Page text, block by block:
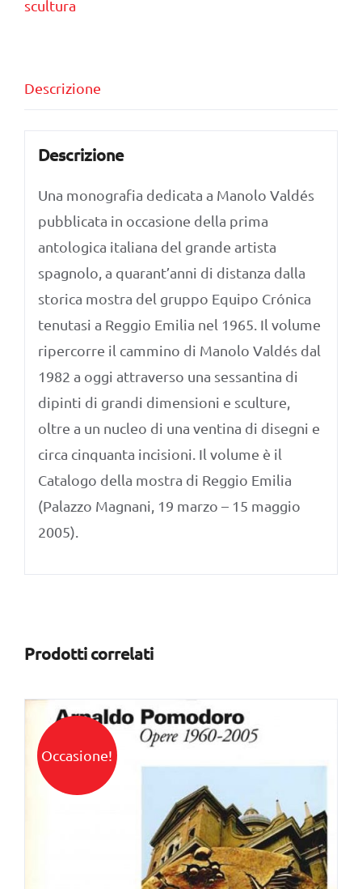
quantità
scultura
Descrizione
Descrizione
Una monografia dedicata a Manolo Valdés
pubblicata in occasione della prima
antologica italiana del grande artista
spagnolo, a quarant’anni di distanza dalla
storica mostra del gruppo Equipo Crónica
tenutasi a Reggio Emilia nel 1965. Il volume
ripercorre il cammino di Manolo Valdés dal
1982 a oggi attraverso una sessantina di
dipinti di grandi dimensioni e sculture,
oltre a un nucleo di una ventina di disegni e
circa cinquanta incisioni. Il volume è il
Catalogo della mostra di Reggio Emilia
(Palazzo Magnani, 19 marzo – 15 maggio
2005).
Prodotti correlati
Occasione!